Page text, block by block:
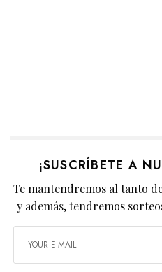
¡SUSCRÍBETE A
Te mantendremos al tanto
y además, tendremos